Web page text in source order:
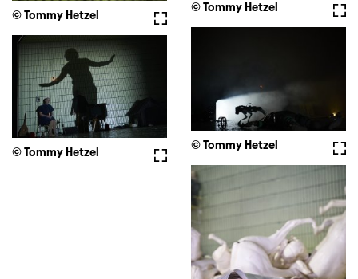
© Tommy Hetzel
Vollbild
© Tommy Hetzel
© Tommy Hetzel
Vollbild
© Tommy Hetzel